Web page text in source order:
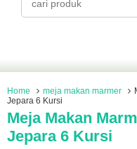
Home meja makan marmer
Jepara 6 Kursi
Meja Makan
Jepara 6 Kursi